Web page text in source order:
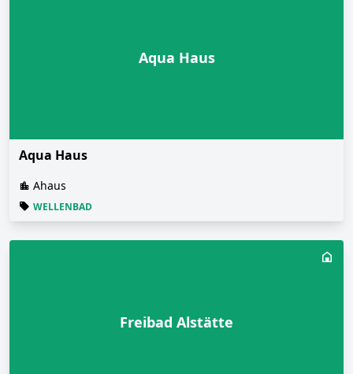
Aqua Haus
Aqua Haus
Ahaus
WELLENBAD
Freibad Alstätte